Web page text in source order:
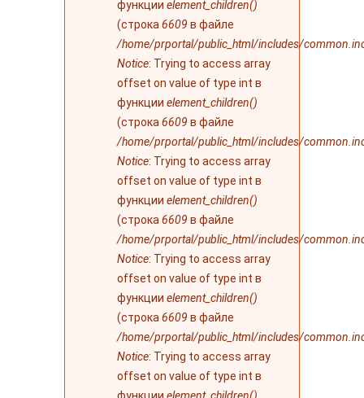
функции element_children()
(строка 6609 в файле
/home/prportal/public_html/includes/
Notice: Trying to access array
offset on value of type int в
функции element_children()
(строка 6609 в файле
/home/prportal/public_html/includes/
Notice: Trying to access array
offset on value of type int в
функции element_children()
(строка 6609 в файле
/home/prportal/public_html/includes/
Notice: Trying to access array
offset on value of type int в
функции element_children()
(строка 6609 в файле
/home/prportal/public_html/includes/
Notice: Trying to access array
offset on value of type int в